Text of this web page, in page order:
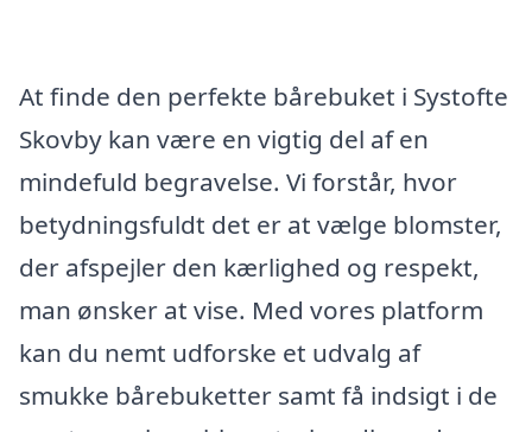
At finde den perfekte bårebuket i Systofte
Skovby kan være en vigtig del af en
mindefuld begravelse. Vi forstår, hvor
betydningsfuldt det er at vælge blomster,
der afspejler den kærlighed og respekt,
man ønsker at vise. Med vores platform
kan du nemt udforske et udvalg af
smukke bårebuketter samt få indsigt i de